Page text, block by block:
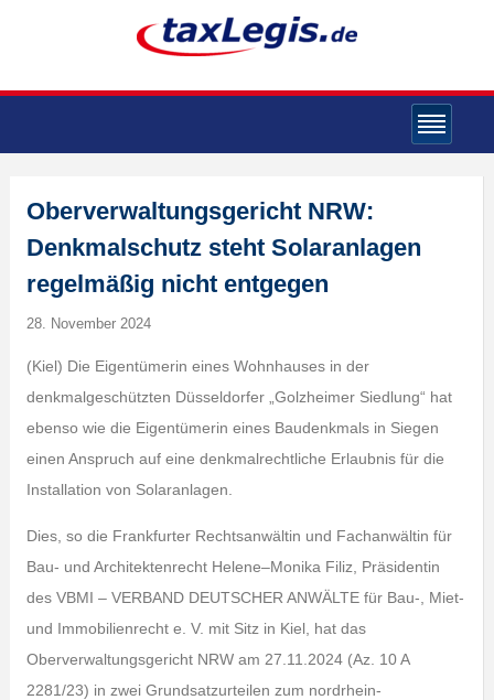
Oberverwaltungsgericht NRW:
Denkmalschutz steht Solaranlagen
regelmäßig nicht entgegen
28. November 2024
(Kiel) Die Eigentümerin eines Wohnhauses in der
denkmalgeschützten Düsseldorfer „Golzheimer Siedlung“ hat
ebenso wie die Eigentümerin eines Baudenkmals in Siegen
einen Anspruch auf eine denkmalrechtliche Erlaubnis für die
Installation von Solaranlagen.
Dies, so die Frankfurter Rechtsanwältin und Fachanwältin für
Bau- und Architektenrecht Helene–Monika Filiz, Präsidentin
des VBMI – VERBAND DEUTSCHER ANWÄLTE für Bau-, Miet-
und Immobilienrecht e. V. mit Sitz in Kiel, hat das
Oberverwaltungsgericht NRW am 27.11.2024 (Az. 10 A
2281/23) in zwei Grundsatzurteilen zum nordrhein-